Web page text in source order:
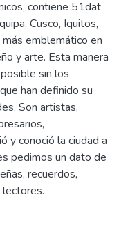
contiene 51dat
Cusco, Iquitos,
emblemático en
y arte. Esta manera
sin los
han definido su
Son artistas,
y conoció la ciudad a
pedimos un dato de
recuerdos,